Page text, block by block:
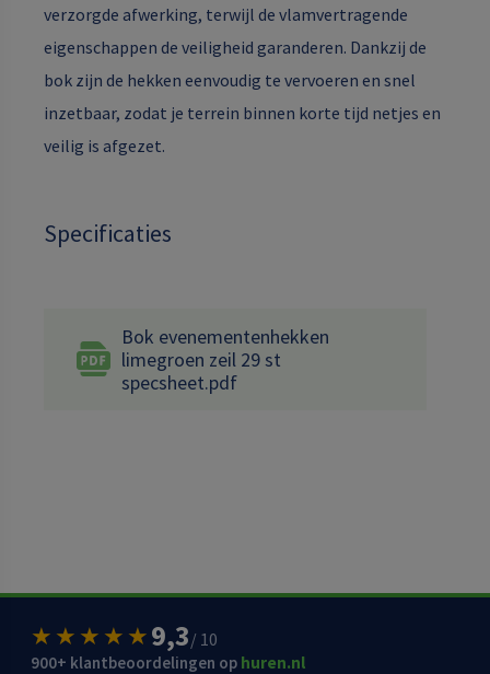
verzorgde afwerking, terwijl de vlamvertragende
eigenschappen de veiligheid garanderen. Dankzij de
bok zijn de hekken eenvoudig te vervoeren en snel
inzetbaar, zodat je terrein binnen korte tijd netjes en
veilig is afgezet.
Specificaties
Bok evenementenhekken
limegroen zeil 29 st
specsheet.pdf
★★★★★9,3/ 10
900+ klantbeoordelingen op huren.nl